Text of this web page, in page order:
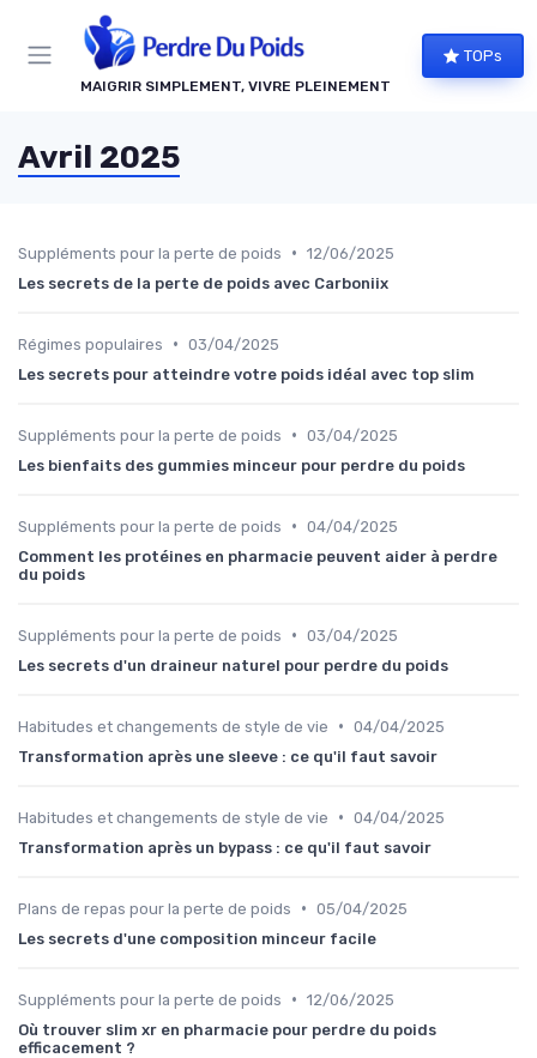
MAIGRIR SIMPLEMENT, VIVRE PLEINEMENT
TOPs
Avril 2025
Suppléments pour la perte de poids • 12/06/2025
Les secrets de la perte de poids avec Carboniix
Régimes populaires • 03/04/2025
Les secrets pour atteindre votre poids idéal avec top slim
Suppléments pour la perte de poids • 03/04/2025
Les bienfaits des gummies minceur pour perdre du poids
Suppléments pour la perte de poids • 04/04/2025
Comment les protéines en pharmacie peuvent aider à perdre
du poids
Suppléments pour la perte de poids • 03/04/2025
Les secrets d'un draineur naturel pour perdre du poids
Habitudes et changements de style de vie • 04/04/2025
Transformation après une sleeve : ce qu'il faut savoir
Habitudes et changements de style de vie • 04/04/2025
Transformation après un bypass : ce qu'il faut savoir
Plans de repas pour la perte de poids • 05/04/2025
Les secrets d'une composition minceur facile
Suppléments pour la perte de poids • 12/06/2025
Où trouver slim xr en pharmacie pour perdre du poids
efficacement ?
Panneau de gestion des cookies